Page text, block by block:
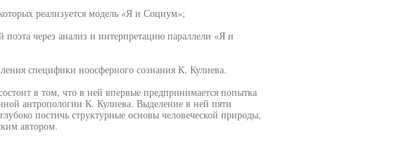
реализуется модель «Я и Социум»;
поэта через анализ и интерпретацию параллели «Я и
специфики ноосферного сознания К. Кулиева.
в том, что в ней впервые предпринимается попытка
антропологии К. Кулиева. Выделение в ней пяти
постичь структурные основы человеческой природы,
автором.